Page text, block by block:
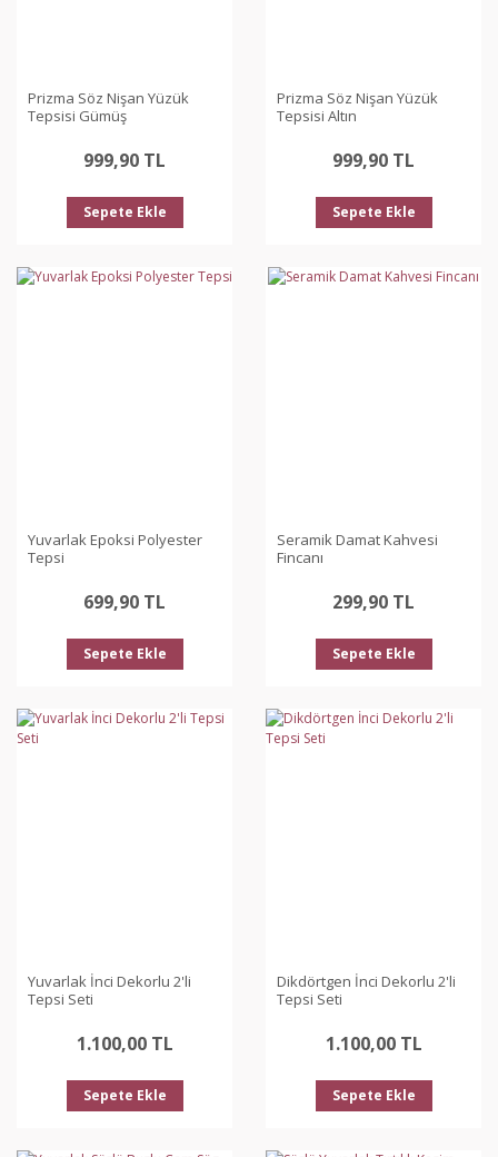
Prizma Söz Nişan Yüzük
Tepsisi Gümüş
999,90 TL
Sepete Ekle
Prizma Söz Nişan Yüzük
Tepsisi Altın
999,90 TL
Sepete Ekle
Yuvarlak Epoksi Polyester
Tepsi
699,90 TL
Sepete Ekle
Seramik Damat Kahvesi
Fincanı
299,90 TL
Sepete Ekle
Yuvarlak İnci Dekorlu 2'li
Tepsi Seti
1.100,00 TL
Sepete Ekle
Dikdörtgen İnci Dekorlu 2'li
Tepsi Seti
1.100,00 TL
Sepete Ekle